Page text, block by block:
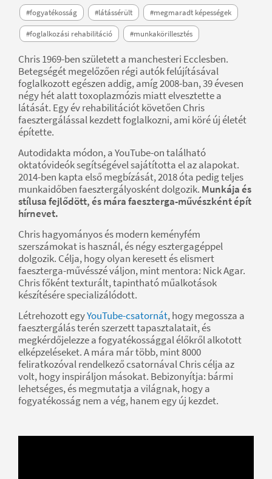
#fogyatékosság #látássérült #megmaradt képességek
#foglalkozási rehabilitáció #munkakörillesztés
Chris 1969-ben született a manchesteri Ecclesben.
Betegségét megelőzően régi autók felújításával
foglalkozott egészen addig, amíg 2008-ban, 39 évesen
négy hét alatt toxoplazmózis miatt elvesztette a
látását. Egy év rehabilitációt követően Chris
faesztergálással kezdett foglalkozni, ami köré új életét
építette.
Autodidakta módon, a YouTube-on található
oktatóvideók segítségével sajátította el az alapokat.
2014-ben kapta első megbízását, 2018 óta pedig teljes
munkaidőben faesztergályosként dolgozik. Munkája és
stílusa fejlődött, és mára faeszterga-művészként épít
hírnevet.
Chris hagyományos és modern keményfém
szerszámokat is használ, és négy esztergagéppel
dolgozik. Célja, hogy olyan keresett és elismert
faeszterga-művésszé váljon, mint mentora: Nick Agar.
Chris főként texturált, tapintható műalkotások
készítésére specializálódott.
Létrehozott egyYouTube-csatornát, hogy megossza a
faesztergálás terén szerzett tapasztalatait, és
megkérdőjelezze a fogyatékossággal élőkről alkotott
elképzeléseket. A mára már több, mint 8000
feliratkozóval rendelkező csatornával Chris célja az
volt, hogy inspiráljon másokat. Bebizonyítja: bármi
lehetséges, és megmutatja a világnak, hogy a
fogyatékosság nem a vég, hanem egy új kezdet.